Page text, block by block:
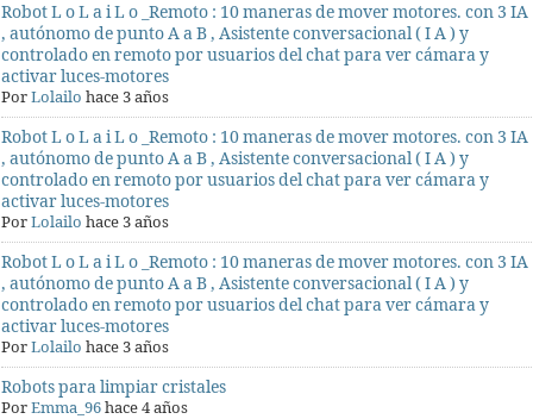
Robot L o L a i L o _Remoto : 10 maneras de mover motores. con 3 IA
, autónomo de punto A a B , Asistente conversacional ( I A ) y
controlado en remoto por usuarios del chat para ver cámara y
activar luces-motores
PorLolailo hace 3 años
Robot L o L a i L o _Remoto : 10 maneras de mover motores. con 3 IA
, autónomo de punto A a B , Asistente conversacional ( I A ) y
controlado en remoto por usuarios del chat para ver cámara y
activar luces-motores
PorLolailo hace 3 años
Robot L o L a i L o _Remoto : 10 maneras de mover motores. con 3 IA
, autónomo de punto A a B , Asistente conversacional ( I A ) y
controlado en remoto por usuarios del chat para ver cámara y
activar luces-motores
PorLolailo hace 3 años
Robots para limpiar cristales
PorEmma_96hace 4 años